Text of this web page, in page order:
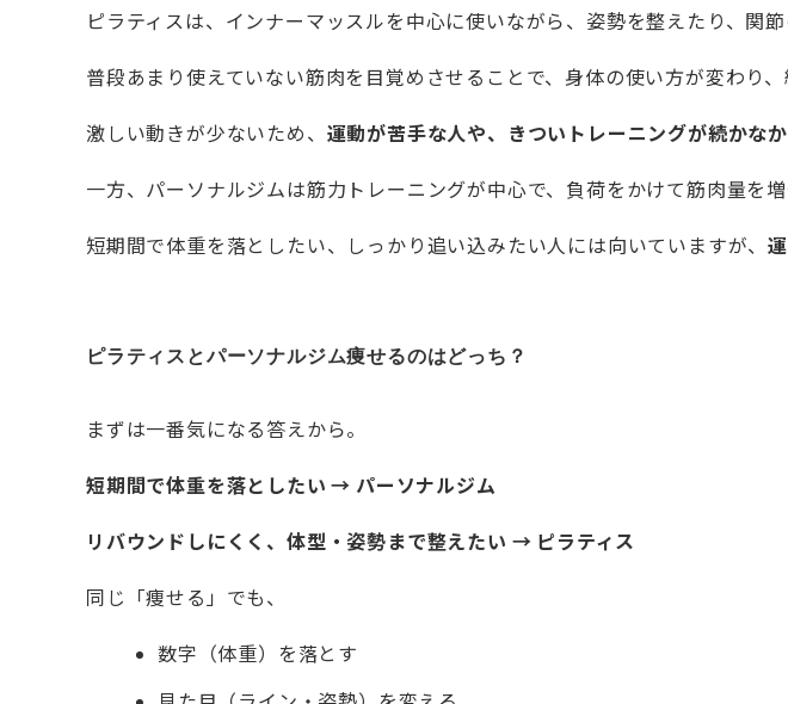
ピラティスは、インナーマッスルを中心に使いながら、姿勢を整えたり、関
普段あまり使えていない筋肉を目覚めさせることで、身体の使い方が変わり
激しい動きが少ないため、 運動が苦手な人や、きついトレーニングが続かな
一方、パーソナルジムは筋力トレーニングが中心で、負荷をかけて筋肉量を
短期間で体重を落としたい、しっかり追い込みたい人には向いていますが、
ピラティスとパーソナルジム痩せるのはどっち？
まずは一番気になる答えから。
短期間で体重を落としたい → パーソナルジム
リバウンドしにくく、体型・姿勢まで整えたい → ピラティス
同じ「痩せる」でも、
数字（体重）を落とす